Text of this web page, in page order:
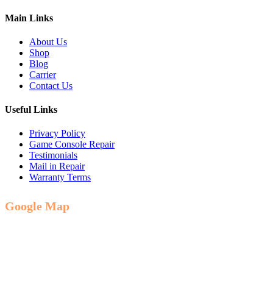
Main Links
About Us
Shop
Blog
Carrier
Contact Us
Useful Links
Privacy Policy
Game Console Repair
Testimonials
Mail in Repair
Warranty Terms
Google Map